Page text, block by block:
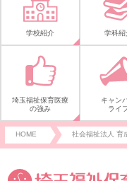
学校紹介 学科紹
埼玉福祉保育医療
の強み
キャン
ライ
HOME 社会福祉法人 育